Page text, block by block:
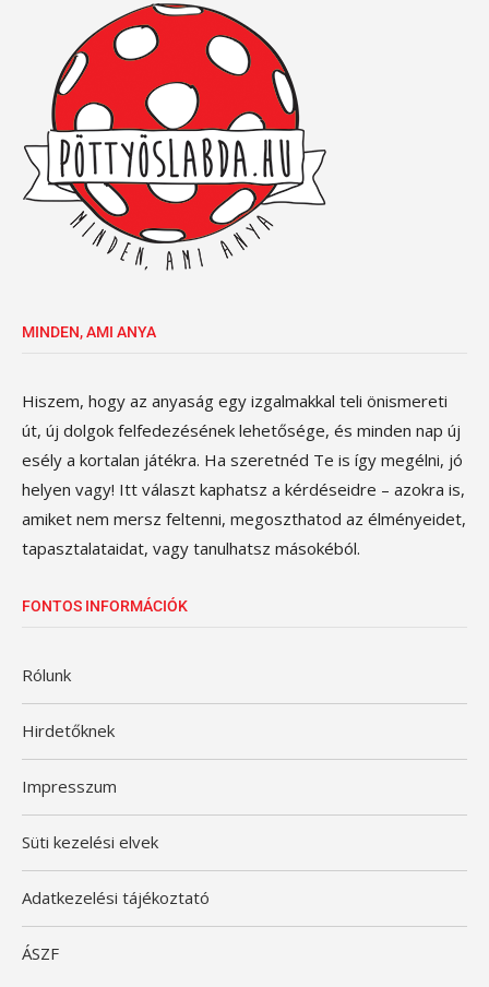
MINDEN, AMI ANYA
Hiszem, hogy az anyaság egy izgalmakkal teli önismereti
út, új dolgok felfedezésének lehetősége, és minden nap új
esély a kortalan játékra. Ha szeretnéd Te is így megélni, jó
helyen vagy! Itt választ kaphatsz a kérdéseidre – azokra is,
amiket nem mersz feltenni, megoszthatod az élményeidet,
tapasztalataidat, vagy tanulhatsz másokéból.
FONTOS INFORMÁCIÓK
Rólunk
Hirdetőknek
Impresszum
Süti kezelési elvek
Adatkezelési tájékoztató
ÁSZF